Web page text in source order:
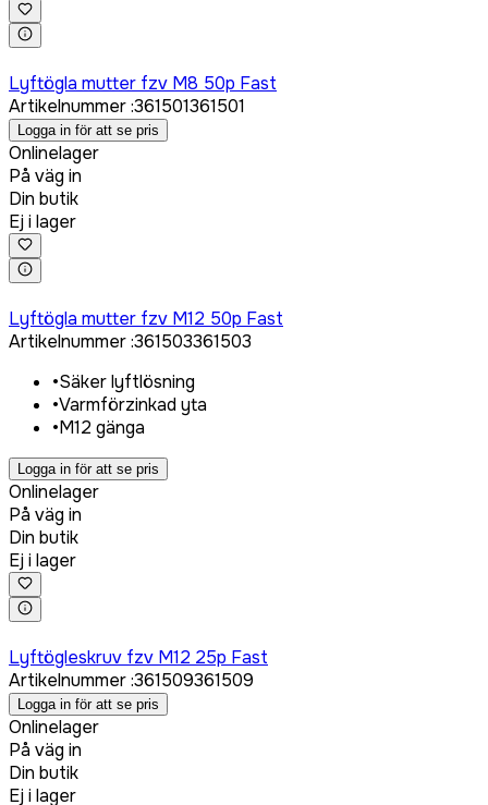
Lyftögla mutter fzv M8 50p Fast
Artikelnummer:361501361501
Logga in för att se pris
Onlinelager
På väg in
Din butik
Ej i lager
Lyftögla mutter fzv M12 50p Fast
Artikelnummer:361503361503
•Säker lyftlösning
•Varmförzinkad yta
•M12 gänga
Logga in för att se pris
Onlinelager
På väg in
Din butik
Ej i lager
Lyftögleskruv fzv M12 25p Fast
Artikelnummer:361509361509
Logga in för att se pris
Onlinelager
På väg in
Din butik
Ej i lager